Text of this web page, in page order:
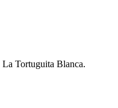
La Tortuguita Blanca.